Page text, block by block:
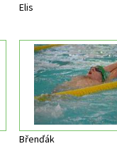
Elis
Břenďák